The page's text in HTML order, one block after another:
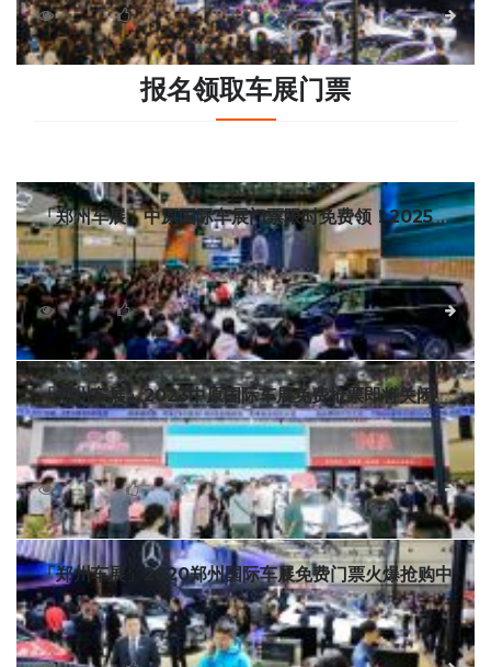
得！点击页面下方按钮即可领取郑州车展门票，不过要注意
哦，领票时间在开展前一天就截止啦。
5941 0 详细
报名领取车展门票
「郑州车展」中原国际车展门票限时免费领！2025中
原国际车展邀您共赴未来智驾盛宴
2025第十四届中原国际汽车展览会暨新能源智能出行展
（简称：中原国际车展），即将于6月13日至16日在郑州国际
会展中心盛大启幕。为回馈广大车迷与消费者，车展日联合展
会方开展中原国际车展门票限时免费领取活动，诚邀您免费入
场，零距离感受未来出行科技的魅力！
3560 0 详细
「郑州车展」2023中原国际车展免费抢票即将关闭，
速领门票拿好礼啦！
2023第十二届中原国际车展将于6月9-12日在郑州CBD国
际会展中心荣耀启幕。现免费抢票活动火爆进行中，每日限量
499张，先领先得！
59466 0 详细
「郑州车展」2020郑州国际车展免费门票火爆抢购中
2020第十三届郑州国际汽车展览会暨新能源·智能网联汽车
展览会|房车露营展（简称：郑州国际车展）11月我们如约而